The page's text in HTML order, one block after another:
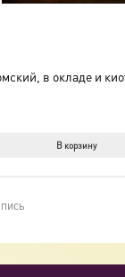
в окладе и
В корзину